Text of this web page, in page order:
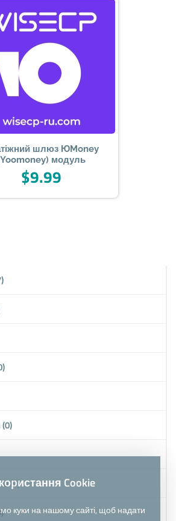
шлюз ЮMoney
модуль
$9.99
(0)
(0) Cookie
куки на нашому сайті, щоб надати